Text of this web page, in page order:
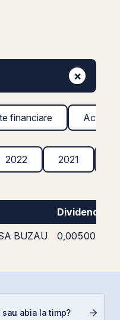
×
financiare Acțiuni
2022 2021
Dividend
BUZAU 0,005000
abia la timp?